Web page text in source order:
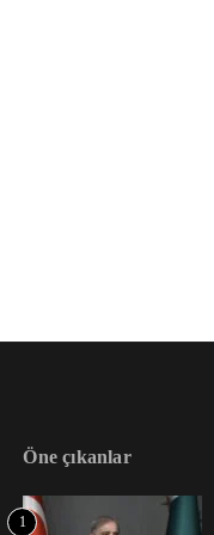
Öne çıkanlar
1